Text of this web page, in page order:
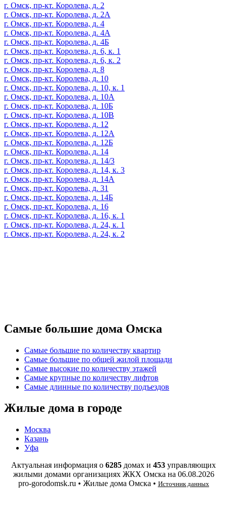
г. Омск, пр-кт. Королева, д. 2
г. Омск, пр-кт. Королева, д. 2А
г. Омск, пр-кт. Королева, д. 4
г. Омск, пр-кт. Королева, д. 4А
г. Омск, пр-кт. Королева, д. 4Б
г. Омск, пр-кт. Королева, д. 6, к. 1
г. Омск, пр-кт. Королева, д. 6, к. 2
г. Омск, пр-кт. Королева, д. 8
г. Омск, пр-кт. Королева, д. 10
г. Омск, пр-кт. Королева, д. 10, к. 1
г. Омск, пр-кт. Королева, д. 10А
г. Омск, пр-кт. Королева, д. 10Б
г. Омск, пр-кт. Королева, д. 10В
г. Омск, пр-кт. Королева, д. 12
г. Омск, пр-кт. Королева, д. 12А
г. Омск, пр-кт. Королева, д. 12Б
г. Омск, пр-кт. Королева, д. 14
г. Омск, пр-кт. Королева, д. 14/3
г. Омск, пр-кт. Королева, д. 14, к. 3
г. Омск, пр-кт. Королева, д. 14А
г. Омск, пр-кт. Королева, д. 31
г. Омск, пр-кт. Королева, д. 14Б
г. Омск, пр-кт. Королева, д. 16
г. Омск, пр-кт. Королева, д. 16, к. 1
г. Омск, пр-кт. Королева, д. 24, к. 1
г. Омск, пр-кт. Королева, д. 24, к. 2
Самые большие дома Омска
Самые большие по количеству квартир
Самые большие по общей жилой площади
Самые высокие по количеству этажей
Самые крупные по количеству лифтов
Самые длинные по количеству подъездов
Жилые дома в городе
Москва
Казань
Уфа
Актуальная информация о 6285 домах и 453 управляющих
жилыми домами организациях ЖКХ Омска на 06.08.2026
pro-gorodomsk.ru • Жилые дома Омска • Источник данных